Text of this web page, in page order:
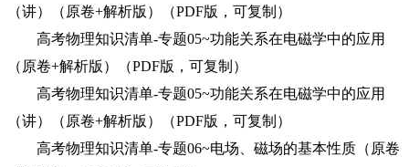
（讲）（原卷+解析版）（PDF版，可复制）
高考物理知识清单-专题05~功能关系在电磁学中的应用
（原卷+解析版）（PDF版，可复制）
高考物理知识清单-专题05~功能关系在电磁学中的应用
（讲）（原卷+解析版）（PDF版，可复制）
高考物理知识清单-专题06~电场、磁场的基本性质（原卷